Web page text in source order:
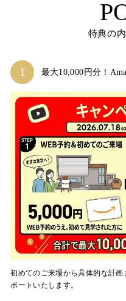
特典の
最大10,000円分！
初めてのご来場から具体的な計
ポートいたします。